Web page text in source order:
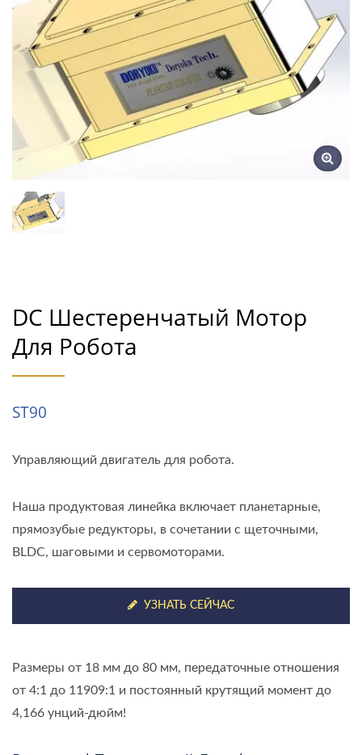
DC Шестеренчатый Мотор
Для Робота
ST90
Управляющий двигатель для робота.
Наша продуктовая линейка включает планетарные,
прямозубые редукторы, в сочетании с щеточными,
BLDC, шаговыми и сервомоторами.
УЗНАТЬ СЕЙЧАС
Размеры от 18 мм до 80 мм, передаточные отношения
от 4:1 до 11909:1 и постоянный крутящий момент до
4,166 унций-дюйм!